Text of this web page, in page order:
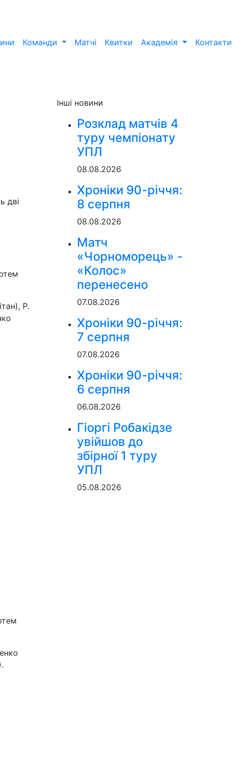
Команди Матчі Квитки Академія Контакти
дві
Р.
Інші новини
Розклад матчів 4
туру чемпіонату
УПЛ
08.08.2026
Хроніки 90-річчя:
8 серпня
08.08.2026
Матч
«Чорноморець» -
«Колос»
перенесено
07.08.2026
Хроніки 90-річчя:
7 серпня
07.08.2026
Хроніки 90-річчя:
6 серпня
06.08.2026
Гіоргі Робакідзе
увійшов до
збірної 1 туру
УПЛ
05.08.2026